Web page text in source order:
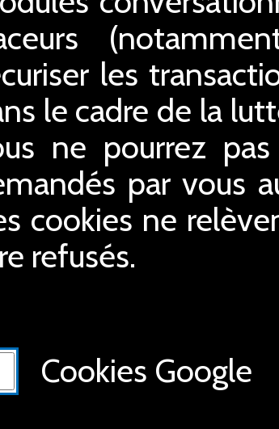
les
le cadre de la
ne pourrez
par vous
cookies ne
refusés.
Cookies Google